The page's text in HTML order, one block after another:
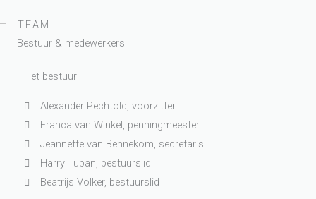
TEAM
Bestuur & medewerkers
Het bestuur
Alexander Pechtold, voorzitter
Franca van Winkel, penningmeester
Jeannette van Bennekom, secretaris
Harry Tupan, bestuurslid
Beatrijs Volker, bestuurslid